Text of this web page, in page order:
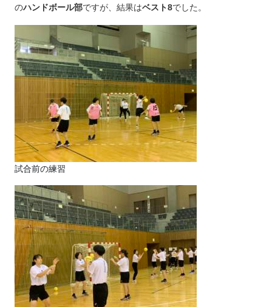
のハンドボール部ですが、結果はベスト8でした。
試合前の練習